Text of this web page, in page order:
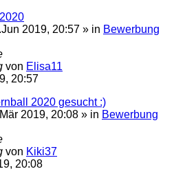
2019, 20:57 » in Bewerbung
von Elisa11
20:57
2020 gesucht :)
2019, 20:08 » in Bewerbung
von Kiki37
20:08